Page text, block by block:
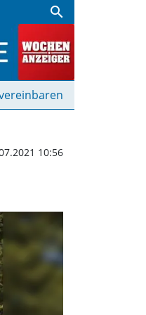
search
10:56